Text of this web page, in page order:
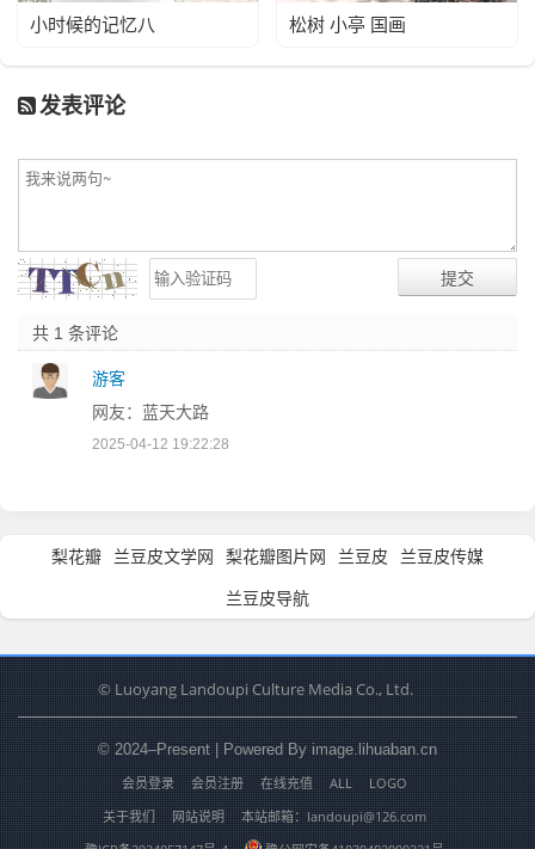
小时候的记忆八 松树 小亭 国画
发表评论
共 1 条评论
游客
网友：蓝天大路
2025-04-12 19:22:28
梨花瓣 兰豆皮文学网 梨花瓣图片网 兰豆皮
兰豆皮传媒
兰豆皮导航
© Luoyang Landoupi Culture Media Co., Ltd.
© 2024–Present | Powered By image.lihuaban.cn
会员登录
会员注册 在线充值 ALL
LOGO
关于我们
网站说明
本站邮箱：landoupi@126.com